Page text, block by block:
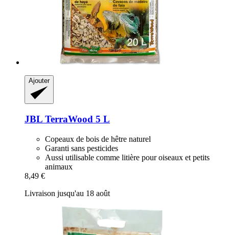
Ajouter
JBL TerraWood 5 L
Copeaux de bois de hêtre naturel
Garanti sans pesticides
Aussi utilisable comme litière pour oiseaux et petits
animaux
8,49 €
Livraison jusqu'au 18 août